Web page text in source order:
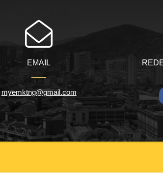
EMAIL
myemktng@gmail.com